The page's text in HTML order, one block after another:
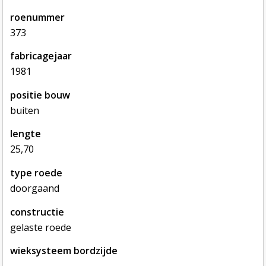
roenummer
373
fabricagejaar
1981
positie bouw
buiten
lengte
25,70
type roede
doorgaand
constructie
gelaste roede
wieksysteem bordzijde